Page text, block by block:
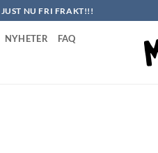
JUST NU FRI FRAKT!!!
NYHETER FAQ